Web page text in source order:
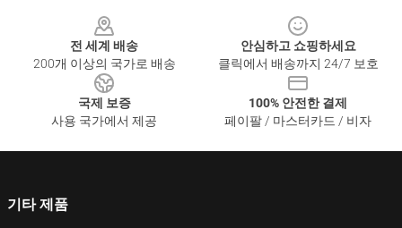
전 세계 배송
200개 이상의 국가로 배송
안심하고 쇼핑하세요
클릭에서 배송까지 24/7 보호
국제 보증
사용 국가에서 제공
100% 안전한 결제
페이팔 / 마스터카드 / 비자
기타 제품